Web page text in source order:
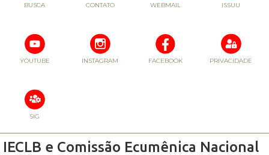
BUSCA CONTATO WEBMAIL ISSUU
YOUTUBE INSTAGRAM FACEBOOK PRIVACIDADE
SIG
IECLB e Comissão Ecumênica Nacional